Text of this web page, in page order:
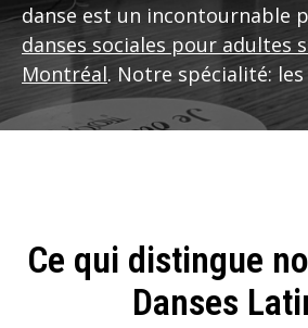
danse est un incontournable
danses sociales pour adultes
Montréal. Notre spécialité:
Ce qui distingue
Danses